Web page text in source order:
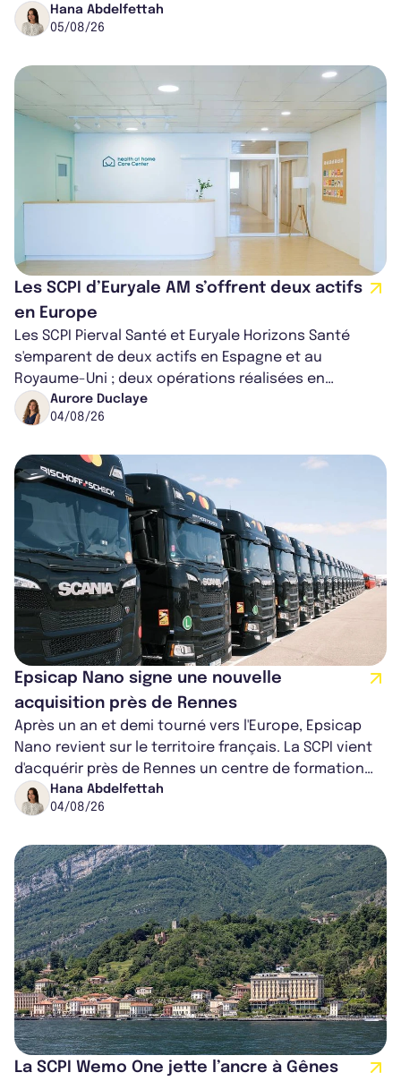
capitalisation portée à 1,38 Md€....
Hana Abdelfettah
05/08/26
Les SCPI d’Euryale AM s’offrent deux actifs
en Europe
Les SCPI Pierval Santé et Euryale Horizons Santé
s'emparent de deux actifs en Espagne et au
Royaume-Uni ; deux opérations réalisées en
partenariat. Ces co-acquisitions permettent a...
Aurore Duclaye
04/08/26
Epsicap Nano signe une nouvelle
acquisition près de Rennes
Après un an et demi tourné vers l'Europe, Epsicap
Nano revient sur le territoire français. La SCPI vient
d'acquérir près de Rennes un centre de formation
pour conducteurs poids lou...
Hana Abdelfettah
04/08/26
La SCPI Wemo One jette l’ancre à Gênes